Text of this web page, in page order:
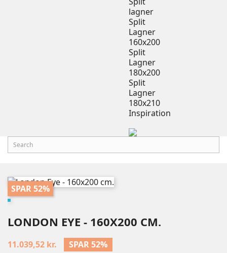
lagner
Split
Lagner
160x200
Split
Lagner
180x200
Split
Lagner
180x210
Inspiration
SPAR 52%
LONDON EYE - 160X200 CM.
11.039,52 kr.
SPAR 52%